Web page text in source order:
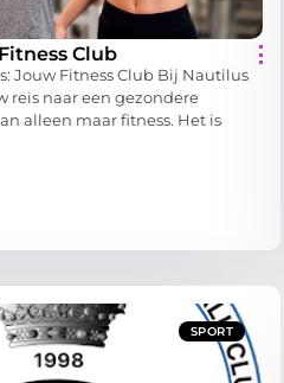
Club
Jouw Fitness Club Bij Nautilus
reis naar een gezondere
alleen maar fitness. Het is
SPORT